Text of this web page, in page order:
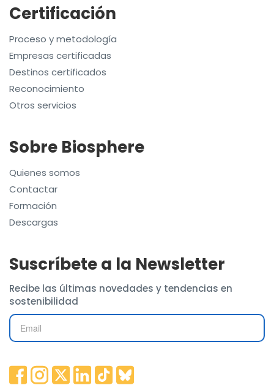
Certificación
Proceso y metodología
Empresas certificadas
Destinos certificados
Reconocimiento
Otros servicios
Sobre Biosphere
Quienes somos
Contactar
Formación
Descargas
Suscríbete a la Newsletter
Recibe las últimas novedades y tendencias en
sostenibilidad